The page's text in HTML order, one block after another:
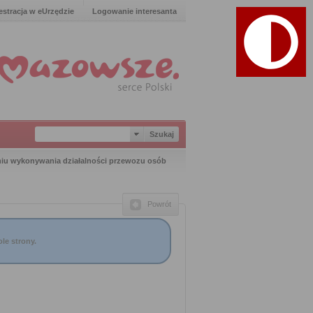
w eUrzędzie Logowanie interesanta
wykonywania działalności przewozu osób
Powrót
strony.